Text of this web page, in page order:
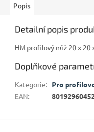
Popis
Detailní popis
HM profilový nůž 20 x 20
Doplňkové
Kategorie:
Pro
EAN: